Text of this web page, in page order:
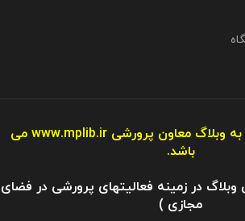
وبلاگ معاون پرورشیwww.mplib.ir می
باشد.
وبلاگ در زمینه فعالیتهای پرورشی در فضای
مجازی )